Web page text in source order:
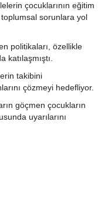
çocuklarının eğitim
sorunlara yol
politikaları, özellikle
katılaşmıştı.
takibini
çözmeyi hedefliyor.
göçmen çocukların
uyarılarını